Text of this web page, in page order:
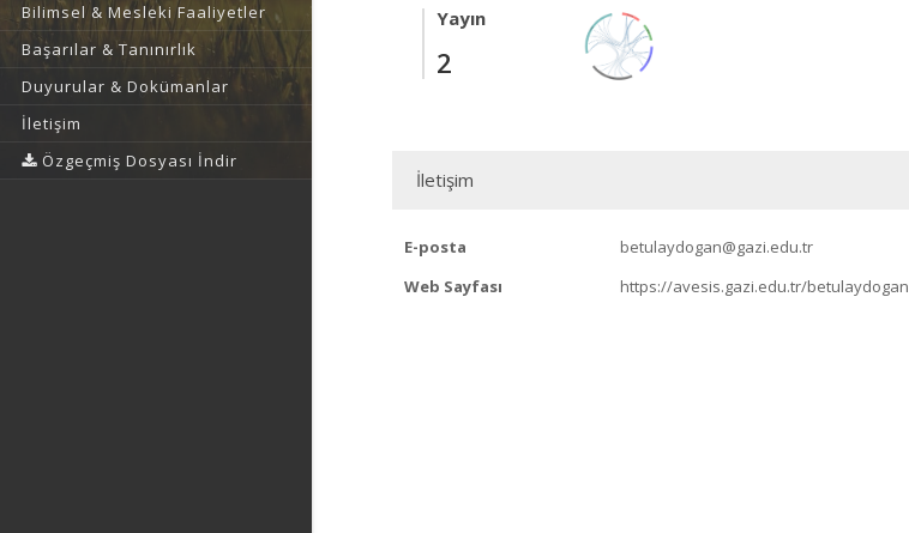
Bilimsel & Mesleki Faaliyetler
Başarılar & Tanınırlık
Duyurular & Dokümanlar
İletişim
Özgeçmiş Dosyası İndir
Yayın
2
İletişim
E-posta
betulaydogan@gazi.edu.tr
Web Sayfası
https://avesis.gazi.edu.tr/betulaydogan